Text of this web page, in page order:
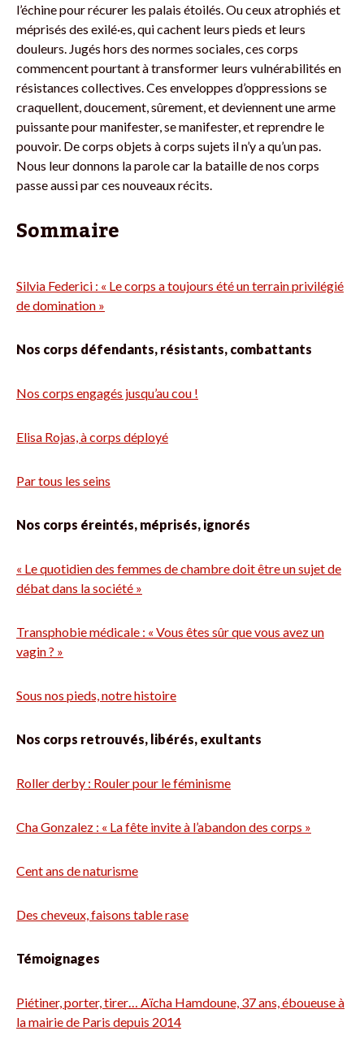
l’échine pour récurer les palais étoilés. Ou ceux atrophiés et
méprisés des exilé·es, qui cachent leurs pieds et leurs
douleurs. Jugés hors des normes sociales, ces corps
commencent pourtant à transformer leurs vulnérabilités en
résistances collectives. Ces enveloppes d’oppressions se
craquellent, doucement, sûrement, et deviennent une arme
puissante pour manifester, se manifester, et reprendre le
pouvoir. De corps objets à corps sujets il n’y a qu’un pas.
Nous leur donnons la parole car la bataille de nos corps
passe aussi par ces nouveaux récits.
Sommaire
Silvia Federici : « Le corps a toujours été un terrain privilégié
de domination »
Nos corps défendants, résistants, combattants
Nos corps engagés jusqu’au cou !
Elisa Rojas, à corps déployé
Par tous les seins
Nos corps éreintés, méprisés, ignorés
« Le quotidien des femmes de chambre doit être un sujet de
débat dans la société »
Transphobie médicale : « Vous êtes sûr que vous avez un
vagin ? »
Sous nos pieds, notre histoire
Nos corps retrouvés, libérés, exultants
Roller derby : Rouler pour le féminisme
Cha Gonzalez : « La fête invite à l’abandon des corps »
Cent ans de naturisme
Des cheveux, faisons table rase
Témoignages
Piétiner, porter, tirer… Aïcha Hamdoune, 37 ans, éboueuse à
la mairie de Paris depuis 2014